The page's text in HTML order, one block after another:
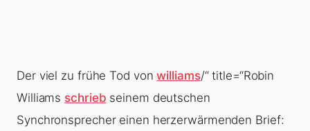
Der viel zu frühe Tod vonwilliams/“ title=“Robin
Williams schrieb seinem deutschen
Synchronsprecher einen herzerwärmenden Brief: